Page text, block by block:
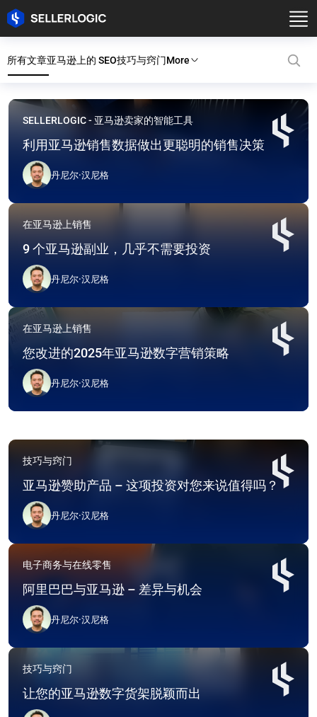
SELLERLOGIC 博客：关于
所有文章亚马逊上的 SEO技巧与窍门More
SELLERLOGIC - 亚马逊卖家的智能工具
利用亚马逊销售数据做出更聪明的销售决策
丹尼尔·汉尼格
在亚马逊上销售
9 个亚马逊副业，几乎不需要投资
丹尼尔·汉尼格
在亚马逊上销售
您改进的2025年亚马逊数字营销策略
丹尼尔·汉尼格
技巧与窍门
亚马逊赞助产品 – 这项投资对您来说值得吗？
丹尼尔·汉尼格
电子商务与在线零售
阿里巴巴与亚马逊 – 差异与机会
丹尼尔·汉尼格
技巧与窍门
让您的亚马逊数字货架脱颖而出